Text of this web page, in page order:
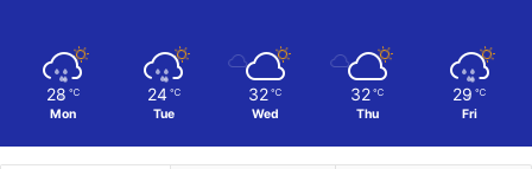
28 ℃
Mon
24 ℃
Tue
32 ℃
Wed
32 ℃
Thu
29 ℃
Fri